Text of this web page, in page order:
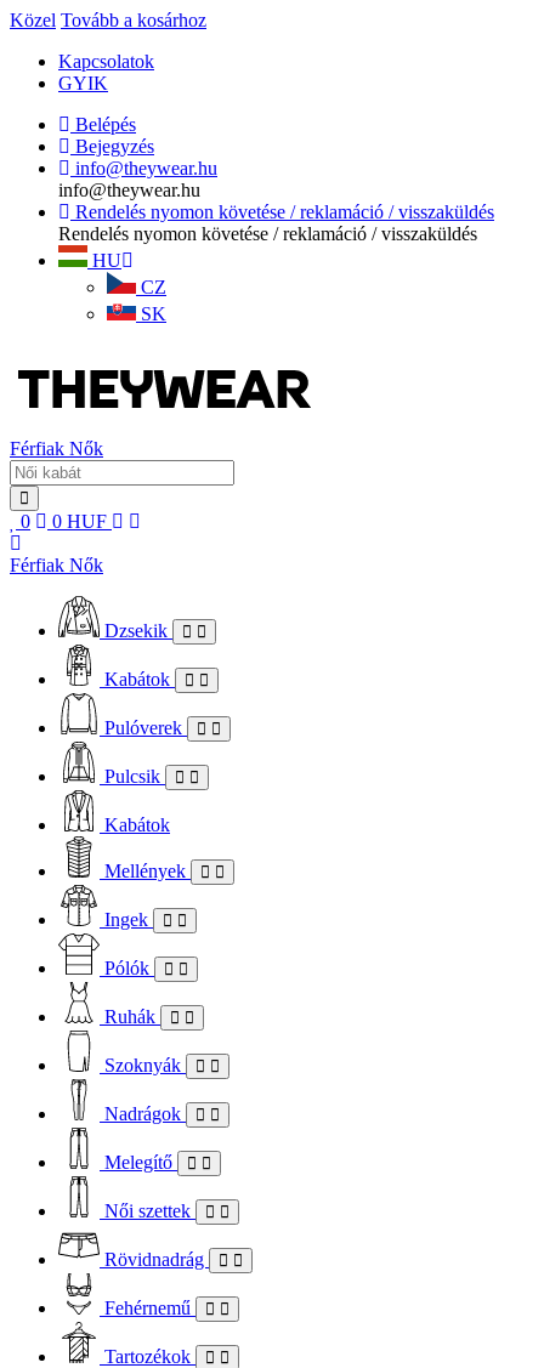
Közel Tovább a kosárhoz
Kapcsolatok
GYIK
Belépés
Bejegyzés
info@theywear.hu
info@theywear.hu
Rendelés nyomon követése / reklamáció / visszaküldés
Rendelés nyomon követése / reklamáció / visszaküldés
HU
CZ
SK
Férfiak Nők
0 0 HUF
Férfiak Nők
Dzsekik
Kabátok
Pulóverek
Pulcsik
Kabátok
Mellények
Ingek
Pólók
Ruhák
Szoknyák
Nadrágok
Melegítő
Női szettek
Rövidnadrág
Fehérnemű
Tartozékok